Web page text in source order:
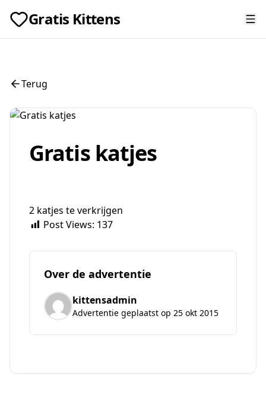
Gratis Kittens
Terug
Gratis katjes
2 katjes te verkrijgen
Post Views: 137
Over de advertentie
kittensadmin
Advertentie geplaatst op 25 okt 2015